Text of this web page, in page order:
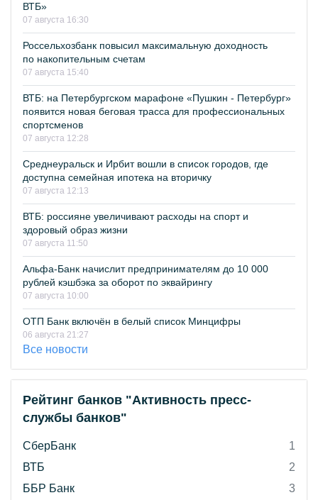
ВТБ»
07 августа 16:30
Россельхозбанк повысил максимальную доходность
по накопительным счетам
07 августа 15:40
ВТБ: на Петербургском марафоне «Пушкин - Петербург»
появится новая беговая трасса для профессиональных
спортсменов
07 августа 12:28
Среднеуральск и Ирбит вошли в список городов, где
доступна семейная ипотека на вторичку
07 августа 12:13
ВТБ: россияне увеличивают расходы на спорт и
здоровый образ жизни
07 августа 11:50
Альфа-Банк начислит предпринимателям до 10 000
рублей кэшбэка за оборот по эквайрингу
07 августа 10:00
ОТП Банк включён в белый список Минцифры
06 августа 21:27
Все новости
Рейтинг банков "Активность пресс-
службы банков"
СберБанк
1
ВТБ
2
ББР Банк
3